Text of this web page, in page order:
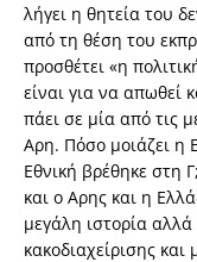
λήγει η θητεία του
από τη θέση του
προσθέτει «η
είναι για να απωθεί
πάει σε μία από τις
Αρη. Πόσο μοιάζει η
Εθνική βρέθηκε στη
και ο Αρης και η
μεγάλη ιστορία
κακοδιαχείρισης